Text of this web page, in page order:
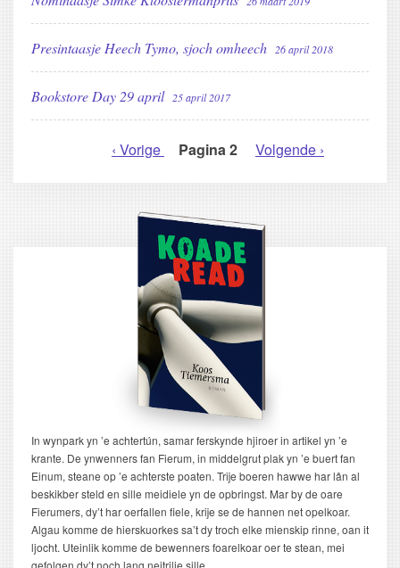
Presintaasje Heech Tymo, sjoch omheech 26 april 2018
Bookstore Day 29 april 25 april 2017
PAGINERINGVorige
‹ Vorige Pagina 2
Volgende
Volgende ›
In wynpark yn ’e achtertún, samar ferskynde hjiroer in artikel yn ’e
krante. De ynwenners fan Fierum, in middelgrut plak yn ’e buert fan
Einum, steane op ’e achterste poaten. Trije boeren hawwe har lân al
beskikber steld en sille meidiele yn de opbringst. Mar by de oare
Fierumers, dy’t har oerfallen fiele, krije se de hannen net opelkoar.
Algau komme de hierskuorkes sa’t dy troch elke mienskip rinne, oan it
ljocht. Uteinlik komme de bewenners foarelkoar oer te stean, mei